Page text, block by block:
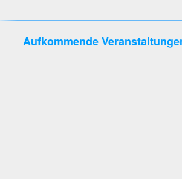
Aufkommende